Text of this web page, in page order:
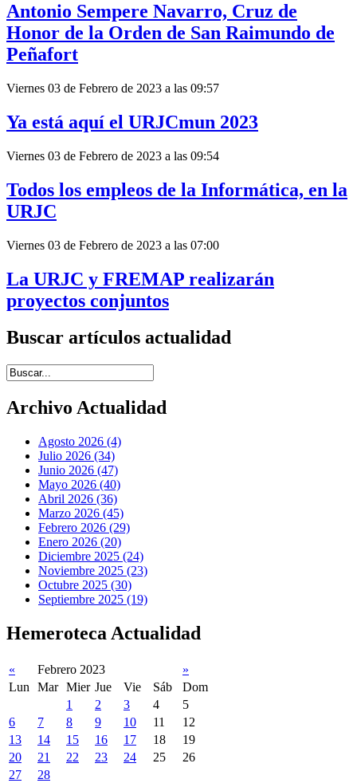
Antonio Sempere Navarro, Cruz de
Honor de la Orden de San Raimundo de
Peñafort
Viernes 03 de Febrero de 2023 a las 09:57
Ya está aquí el URJCmun 2023
Viernes 03 de Febrero de 2023 a las 09:54
Todos los empleos de la Informática, en la
URJC
Viernes 03 de Febrero de 2023 a las 07:00
La URJC y FREMAP realizarán
proyectos conjuntos
Buscar artículos actualidad
Introduce términos de búsqueda
Archivo Actualidad
Agosto 2026 (4)
Julio 2026 (34)
Junio 2026 (47)
Mayo 2026 (40)
Abril 2026 (36)
Marzo 2026 (45)
Febrero 2026 (29)
Enero 2026 (20)
Diciembre 2025 (24)
Noviembre 2025 (23)
Octubre 2025 (30)
Septiembre 2025 (19)
Hemeroteca Actualidad
« Febrero 2023
»
Lun
Mar Mier Jue Vie Sáb
Dom
1
2 3 4
5
6
7 8 9 10 11
12
13
14 15 16 17 18
19
20
21 22 23 24 25
26
27
28